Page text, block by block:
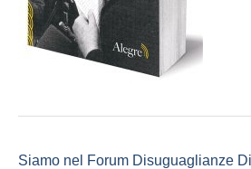
Siamo nel Forum Disuguaglianze